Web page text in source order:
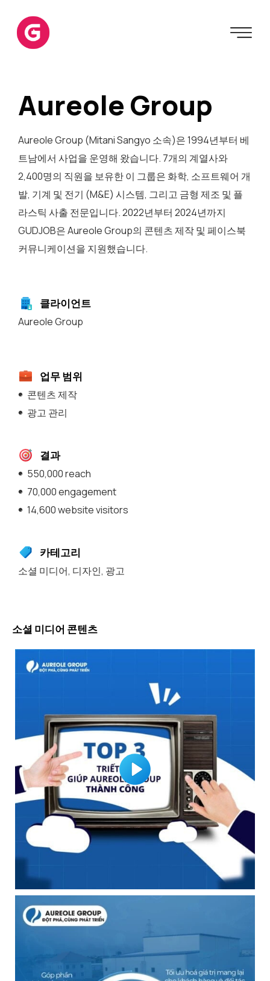
Aureole Group
Aureole Group (Mitani Sangyo 소속)은 1994년부터 베
트남에서 사업을 운영해 왔습니다. 7개의 계열사와
2,400명의 직원을 보유한 이 그룹은 화학, 소프트웨어 개
발, 기계 및 전기 (M&E) 시스템, 그리고 금형 제조 및 플
라스틱 사출 전문입니다. 2022년부터 2024년까지
GUDJOB은 Aureole Group의 콘텐츠 제작 및 페이스북
커뮤니케이션을 지원했습니다.
클라이언트
Aureole Group
업무 범위
콘텐츠 제작
광고 관리
결과
550,000 reach
70,000 engagement
14,600 website visitors
카테고리
소셜 미디어, 디자인, 광고
소셜 미디어 콘텐츠